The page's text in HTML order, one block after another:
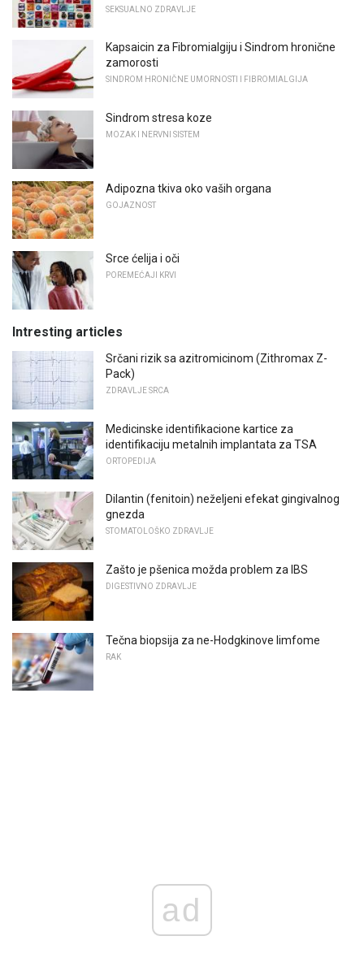
SEKSUALNO ZDRAVLJE
Kapsaicin za Fibromialgiju i Sindrom hronične
zamorosti
SINDROM HRONIČNE UMORNOSTI I FIBROMIALGIJA
Sindrom stresa koze
MOZAK I NERVNI SISTEM
Adipozna tkiva oko vaših organa
GOJAZNOST
Srce ćelija i oči
POREMEĆAJI KRVI
Intresting articles
Srčani rizik sa azitromicinom (Zithromax Z-
Pack)
ZDRAVLJE SRCA
Medicinske identifikacione kartice za
identifikaciju metalnih implantata za TSA
ORTOPEDIJA
Dilantin (fenitoin) neželjeni efekat gingivalnog
gnezda
STOMATOLOŠKO ZDRAVLJE
Zašto je pšenica možda problem za IBS
DIGESTIVNO ZDRAVLJE
Tečna biopsija za ne-Hodgkinove limfome
RAK
ad